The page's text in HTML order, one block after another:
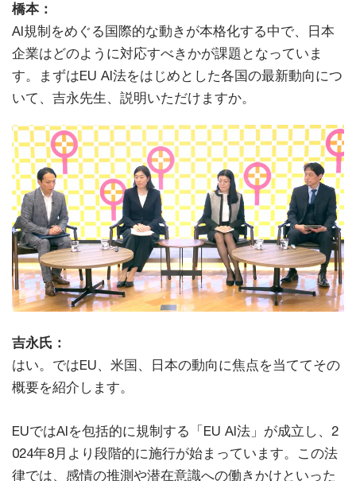
橋本：
AI規制をめぐる国際的な動きが本格化する中で、日本
企業はどのように対応すべきかが課題となっていま
す。まずはEU AI法をはじめとした各国の最新動向につ
いて、吉永先生、説明いただけますか。
吉永氏：
はい。ではEU、米国、日本の動向に焦点を当ててその
概要を紹介します。
EUではAIを包括的に規制する「EU AI法」が成立し、2
024年8月より段階的に施行が始まっています。この法
律では、感情の推測や潜在意識への働きかけといった